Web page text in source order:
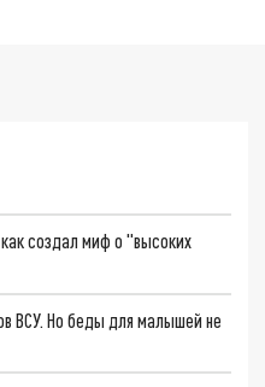
создал миф о "высоких
ВСУ. Но беды для малышей не